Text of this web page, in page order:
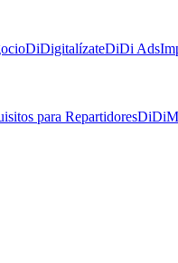
DiDigitalízateDiDi Ads
para Repartidores